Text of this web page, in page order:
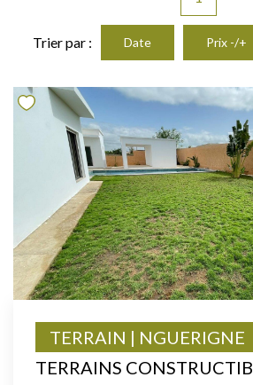
Trier par : Date Prix -/+
TERRAINS
TERRAIN | NGUERIGNE